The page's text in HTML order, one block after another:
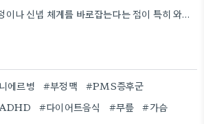
낡은 집 수리처럼, 감정이나 신념 체계를 바로잡는다는 점이 특히 와닿네요. 제가 예전에 비슷한 경험이 있어서…
에르병 #부정맥
#PMS증후군
#다이어트음식 #무릎
#가슴